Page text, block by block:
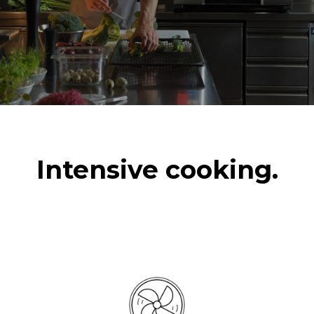
pollos asados
6 cargas completas de
cocción al vapor
7 lavados largos
Intensive cooking.